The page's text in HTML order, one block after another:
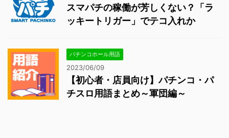
スマパチの稼働が芳しくない？「ラ
ッキートリガー」でテコ入れか
パチンコホール用語
2023/06/09
【初心者・店員向け】パチンコ・パ
チスロ用語まとめ～軍団編～